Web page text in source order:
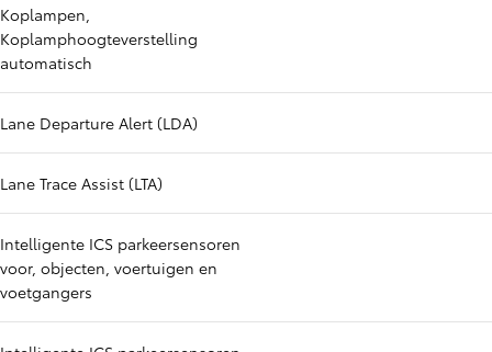
Koplampen,
Koplamphoogteverstelling
automatisch
Lane Departure Alert (LDA)
Lane Trace Assist (LTA)
Intelligente ICS parkeersensoren
voor, objecten, voertuigen en
voetgangers